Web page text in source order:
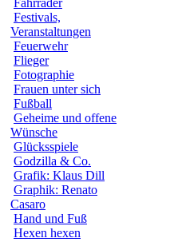
Fahrräder
Festivals,
Veranstaltungen
Feuerwehr
Flieger
Fotographie
Frauen unter sich
Fußball
Geheime und offene
Wünsche
Glücksspiele
Godzilla & Co.
Grafik: Klaus Dill
Graphik: Renato
Casaro
Hand und Fuß
Hexen hexen